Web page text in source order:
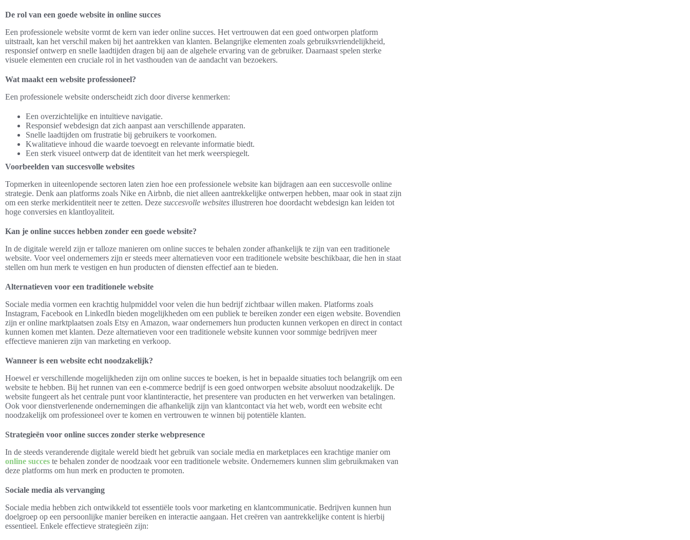
De rol van een goede website in online succes
Een professionele website vormt de kern van ieder online succes. Het vertrouwen dat een goed ontworpen platform
uitstraalt, kan het verschil maken bij het aantrekken van klanten. Belangrijke elementen zoals gebruiksvriendelijkheid,
responsief ontwerp en snelle laadtijden dragen bij aan de algehele ervaring van de gebruiker. Daarnaast spelen sterke
visuele elementen een cruciale rol in het vasthouden van de aandacht van bezoekers.
Wat maakt een website professioneel?
Een professionele website onderscheidt zich door diverse kenmerken:
Een overzichtelijke en intuïtieve navigatie.
Responsief webdesign dat zich aanpast aan verschillende apparaten.
Snelle laadtijden om frustratie bij gebruikers te voorkomen.
Kwalitatieve inhoud die waarde toevoegt en relevante informatie biedt.
Een sterk visueel ontwerp dat de identiteit van het merk weerspiegelt.
Voorbeelden van succesvolle websites
Topmerken in uiteenlopende sectoren laten zien hoe een professionele website kan bijdragen aan een succesvolle online
strategie. Denk aan platforms zoals Nike en Airbnb, die niet alleen aantrekkelijke ontwerpen hebben, maar ook in staat zijn
om een sterke merkidentiteit neer te zetten. Deze succesvolle websites illustreren hoe doordacht webdesign kan leiden tot
hoge conversies en klantloyaliteit.
Kan je online succes hebben zonder een goede website?
In de digitale wereld zijn er talloze manieren om online succes te behalen zonder afhankelijk te zijn van een traditionele
website. Voor veel ondernemers zijn er steeds meer alternatieven voor een traditionele website beschikbaar, die hen in staat
stellen om hun merk te vestigen en hun producten of diensten effectief aan te bieden.
Alternatieven voor een traditionele website
Sociale media vormen een krachtig hulpmiddel voor velen die hun bedrijf zichtbaar willen maken. Platforms zoals
Instagram, Facebook en LinkedIn bieden mogelijkheden om een publiek te bereiken zonder een eigen website. Bovendien
zijn er online marktplaatsen zoals Etsy en Amazon, waar ondernemers hun producten kunnen verkopen en direct in contact
kunnen komen met klanten. Deze alternatieven voor een traditionele website kunnen voor sommige bedrijven meer
effectieve manieren zijn van marketing en verkoop.
Wanneer is een website echt noodzakelijk?
Hoewel er verschillende mogelijkheden zijn om online succes te boeken, is het in bepaalde situaties toch belangrijk om een
website te hebben. Bij het runnen van een e-commerce bedrijf is een goed ontworpen website absoluut noodzakelijk. De
website fungeert als het centrale punt voor klantinteractie, het presentere van producten en het verwerken van betalingen.
Ook voor dienstverlenende ondernemingen die afhankelijk zijn van klantcontact via het web, wordt een website echt
noodzakelijk om professioneel over te komen en vertrouwen te winnen bij potentiële klanten.
Strategieën voor online succes zonder sterke webpresence
In de steeds veranderende digitale wereld biedt het gebruik van sociale media en marketplaces een krachtige manier om
online succes te behalen zonder de noodzaak voor een traditionele website. Ondernemers kunnen slim gebruikmaken van
deze platforms om hun merk en producten te promoten.
Sociale media als vervanging
Sociale media hebben zich ontwikkeld tot essentiële tools voor marketing en klantcommunicatie. Bedrijven kunnen hun
doelgroep op een persoonlijke manier bereiken en interactie aangaan. Het creëren van aantrekkelijke content is hierbij
essentieel. Enkele effectieve strategieën zijn: